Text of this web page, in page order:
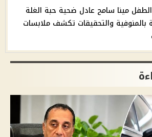
مينا سامح عادل ضحية حبة الغلة
بالمنوفية والتحقيقات تكشف ملابسات